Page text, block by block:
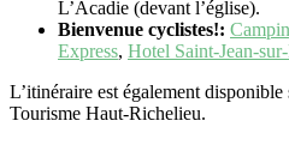
L’Acadie (devant l’église).
Bienvenue cyclistes!:
Express, Hotel Saint-Jean-
L’itinéraire est également disponible
Tourisme Haut-Richelieu.